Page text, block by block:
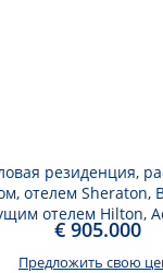
резиденция,
отелем Sheraton,
отелем Hilton,
€ 905.000
Предложить свою